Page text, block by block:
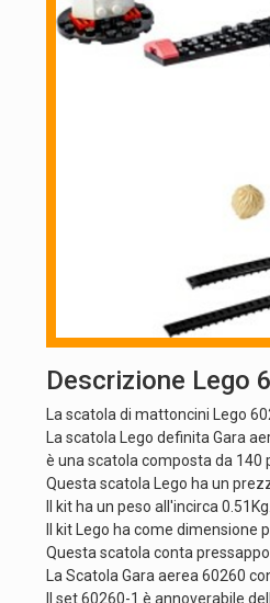
Descrizione Lego
La scatola di mattoncini Lego
La scatola Lego definita Gara
è una scatola composta da
Questa scatola Lego ha un
Il kit ha un peso all'incirca 0.51Kg.
Il kit Lego ha come dimensione
Questa scatola conta
La Scatola Gara aerea 60260
Il set 60260-1 è annoverabile